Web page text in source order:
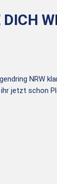
NRW
jetzt schon